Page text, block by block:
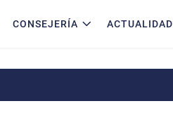
CONSEJERÍA ACTUALIDAD